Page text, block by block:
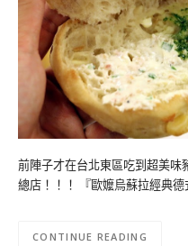
前陣子才在台北東區吃到超美味
總店！！！ 『歐嬤烏蘇拉經典
CONTINUE READING